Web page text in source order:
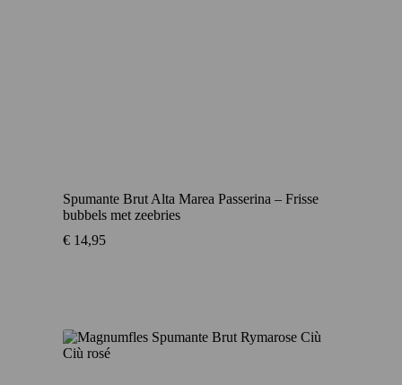
Spumante Brut Alta Marea Passerina – Frisse
bubbels met zeebries
€ 14,95